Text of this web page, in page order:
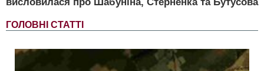
ГОЛОВНІ СТАТТІ